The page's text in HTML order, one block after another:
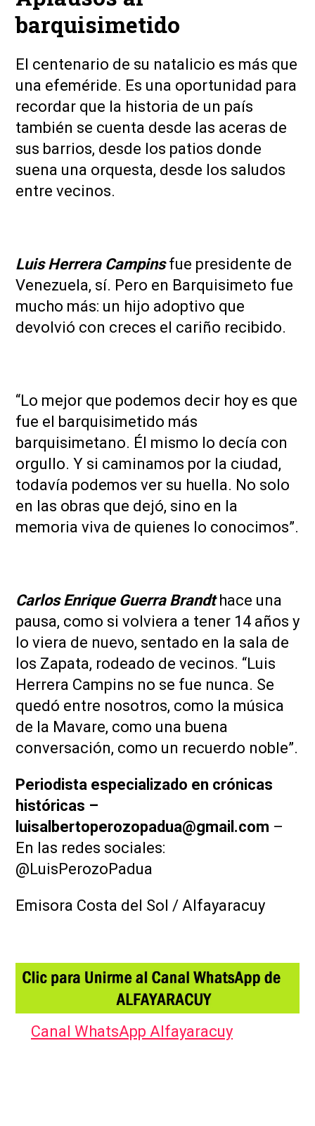
barquisimetido
El centenario de su natalicio es más que
una efeméride. Es una oportunidad para
recordar que la historia de un país
también se cuenta desde las aceras de
sus barrios, desde los patios donde
suena una orquesta, desde los saludos
entre vecinos.
Luis Herrera Campinsfue presidente de
Venezuela, sí. Pero en Barquisimeto fue
mucho más: un hijo adoptivo que
devolvió con creces el cariño recibido.
“Lo mejor que podemos decir hoy es que
fue el barquisimetido más
barquisimetano. Él mismo lo decía con
orgullo. Y si caminamos por la ciudad,
todavía podemos ver su huella. No solo
en las obras que dejó, sino en la
memoria viva de quienes lo conocimos”.
Carlos Enrique Guerra Brandthace una
pausa, como si volviera a tener 14 años y
lo viera de nuevo, sentado en la sala de
los Zapata, rodeado de vecinos. “Luis
Herrera Campins no se fue nunca. Se
quedó entre nosotros, como la música
de la Mavare, como una buena
conversación, como un recuerdo noble”.
Periodista especializado en crónicas
históricas –
luisalbertoperozopadua@gmail.com –
En las redes sociales:
@LuisPerozoPadua
Emisora Costa del Sol / Alfayaracuy
Canal WhatsApp Alfayaracuy